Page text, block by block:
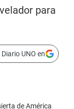
para
UNO en
de América